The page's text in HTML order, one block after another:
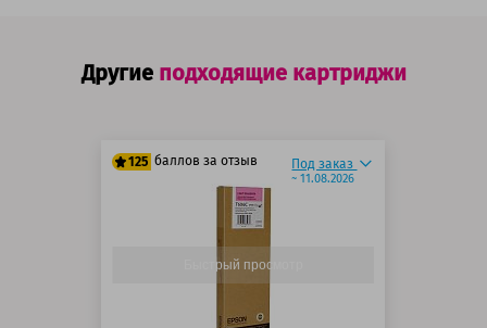
Другие подходящие картриджи
125 баллов за отзыв Под заказ
~ 11.08.2026
Быстрый просмотр